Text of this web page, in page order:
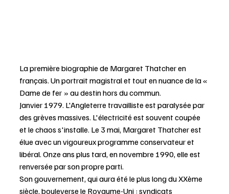
La première biographie de Margaret Thatcher en
français. Un portrait magistral et tout en nuance de la «
Dame de fer » au destin hors du commun.
Janvier 1979. L'Angleterre travailliste est paralysée par
des grèves massives. L'électricité est souvent coupée
et le chaos s'installe. Le 3 mai, Margaret Thatcher est
élue avec un vigoureux programme conservateur et
libéral. Onze ans plus tard, en novembre 1990, elle est
renversée par son propre parti.
Son gouvernement, qui aura été le plus long du XXème
siècle, bouleverse le Royaume-Uni : syndicats